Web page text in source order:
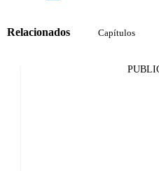
Relacionados Capítulos